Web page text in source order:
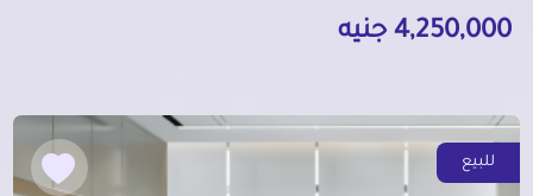
4,250,000 جنيه
للبيع